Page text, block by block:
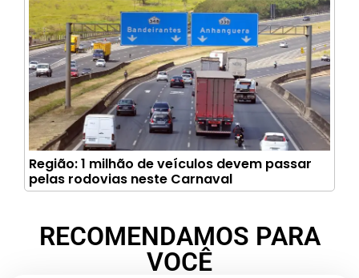
Região: 1 milhão de veículos devem passar
pelas rodovias neste Carnaval
RECOMENDAMOS PARA
VOCÊ